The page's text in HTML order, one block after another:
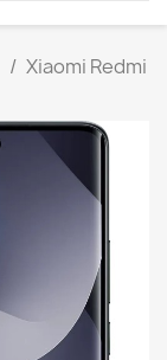
Xiaomi Redmi